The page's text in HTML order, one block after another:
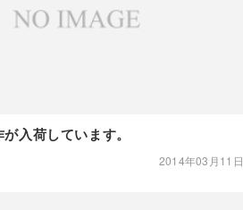
入荷しています。
2014年03月11日